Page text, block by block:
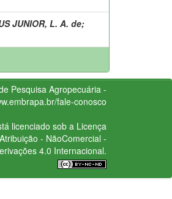
JUNIOR, L. A. de;
Pesquisa Agropecuária -
fale-conosco
licenciado sob a Licença
- NãoComercial -
4.0 Internacional.